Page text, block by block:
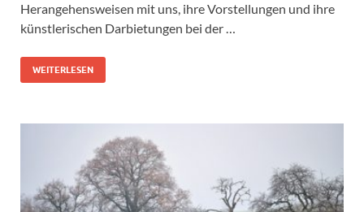
Herangehensweisen mit uns, ihre Vorstellungen und ihre
künstlerischen Darbietungen bei der …
WEITERLESEN